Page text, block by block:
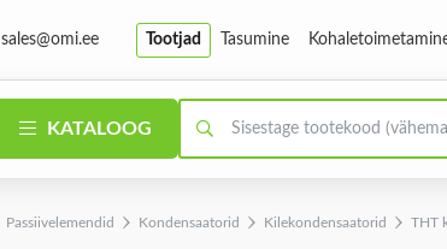
sales@omi.ee Tootjad Tasumine
KATALOOG
Passiivelemendid Kondensaatorid Kilekondensaatorid THT